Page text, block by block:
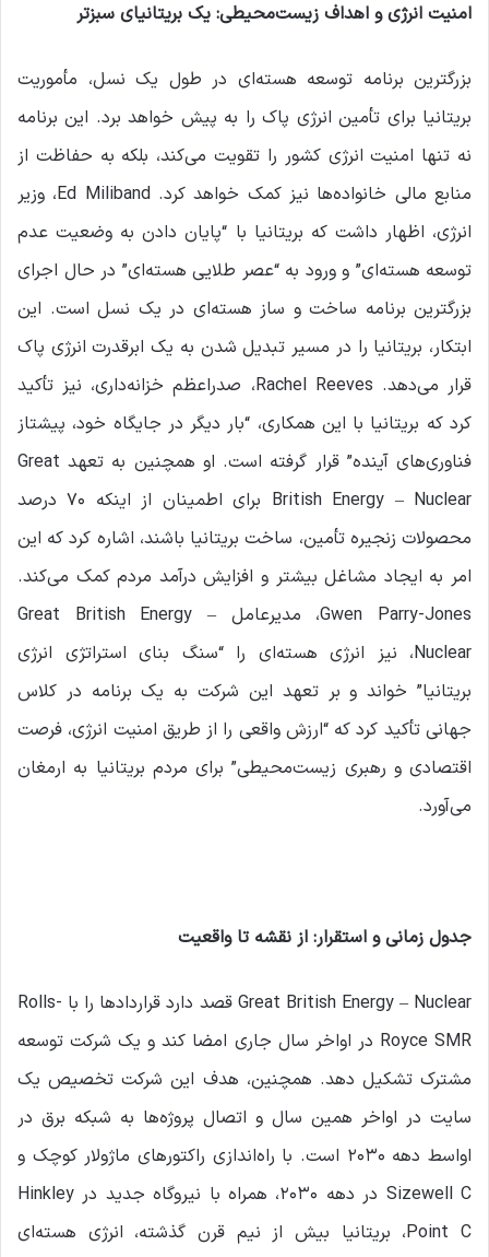
امنیت انرژی و اهداف زیست‌محیطی: یک بریتانیای سبزتر
بزرگترین برنامه توسعه هسته‌ای در طول یک نسل، مأموریت
بریتانیا برای تأمین انرژی پاک را به پیش خواهد برد. این برنامه
نه تنها امنیت انرژی کشور را تقویت می‌کند، بلکه به حفاظت از
منابع مالی خانواده‌ها نیز کمک خواهد کرد. Ed Miliband، وزیر
انرژی، اظهار داشت که بریتانیا با “پایان دادن به وضعیت عدم
توسعه هسته‌ای” و ورود به “عصر طلایی هسته‌ای” در حال اجرای
بزرگترین برنامه ساخت و ساز هسته‌ای در یک نسل است. این
ابتکار، بریتانیا را در مسیر تبدیل شدن به یک ابرقدرت انرژی پاک
قرار می‌دهد. Rachel Reeves، صدراعظم خزانه‌داری، نیز تأکید
کرد که بریتانیا با این همکاری، “بار دیگر در جایگاه خود، پیشتاز
فناوری‌های آینده” قرار گرفته است. او همچنین به تعهد Great
British Energy – Nuclear برای اطمینان از اینکه ۷۰ درصد
محصولات زنجیره تأمین، ساخت بریتانیا باشند، اشاره کرد که این
امر به ایجاد مشاغل بیشتر و افزایش درآمد مردم کمک می‌کند.
Gwen Parry-Jones، مدیرعامل Great British Energy –
Nuclear، نیز انرژی هسته‌ای را “سنگ بنای استراتژی انرژی
بریتانیا” خواند و بر تعهد این شرکت به یک برنامه در کلاس
جهانی تأکید کرد که “ارزش واقعی را از طریق امنیت انرژی، فرصت
اقتصادی و رهبری زیست‌محیطی” برای مردم بریتانیا به ارمغان
می‌آورد.
جدول زمانی و استقرار: از نقشه تا واقعیت
Great British Energy – Nuclear قصد دارد قراردادها را با Rolls-
Royce SMR در اواخر سال جاری امضا کند و یک شرکت توسعه
مشترک تشکیل دهد. همچنین، هدف این شرکت تخصیص یک
سایت در اواخر همین سال و اتصال پروژه‌ها به شبکه برق در
اواسط دهه ۲۰۳۰ است. با راه‌اندازی راکتورهای ماژولار کوچک و
Sizewell C در دهه ۲۰۳۰، همراه با نیروگاه جدید در Hinkley
Point C، بریتانیا بیش از نیم قرن گذشته، انرژی هسته‌ای